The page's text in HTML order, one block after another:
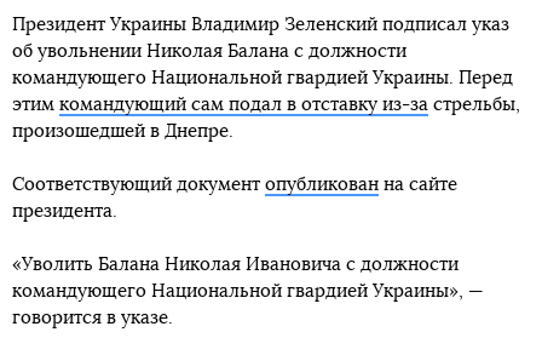
Президент Украины Владимир Зеленский подписал указ
об увольнении Николая Балана с должности
командующего Национальной гвардией Украины. Перед
этим командующий сам подал в отставку из-за стрельбы,
произошедшей в Днепре.
Соответствующий документ опубликован на сайте
президента.
«Уволить Балана Николая Ивановича с должности
командующего Национальной гвардией Украины», —
говорится в указе.